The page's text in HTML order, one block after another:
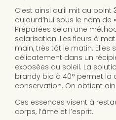
C’est ainsi qu’il mit au point
aujourd’hui sous le nom de
Préparées selon une
solarisation. Les fleurs à
main, très tôt le matin. Elles
délicatement dans un
exposées au soleil. La
brandy bio à 40° permet la
conservation. On obtient
Ces essences visent à
corps, l’âme et l’esprit.